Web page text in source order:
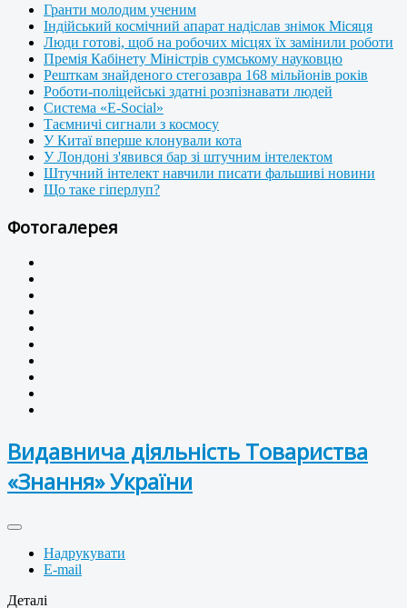
Гранти молодим ученим
Індійський космічний апарат надіслав знімок Місяця
Люди готові, щоб на робочих місцях їх замінили роботи
Премія Кабінету Міністрів сумському науковцю
Решткам знайденого стегозавра 168 мільйонів років
Роботи-поліцейські здатні розпізнавати людей
Система «E-Social»
Таємничі сигнали з космосу
У Китаї вперше клонували кота
У Лондоні з'явився бар зі штучним інтелектом
Штучний інтелект навчили писати фальшиві новини
Що таке гіперлуп?
Фотогалерея
Видавнича діяльність Товариства
«Знання» України
Надрукувати
E-mail
Деталі